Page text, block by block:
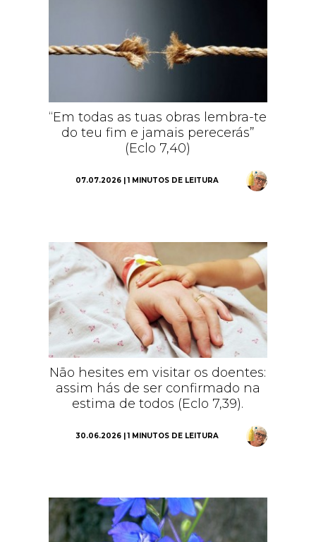
“Em todas as tuas obras lembra-te
do teu fim e jamais perecerás”
(Eclo 7,40)
07.07.2026 | 1 MINUTOS DE LEITURA
Não hesites em visitar os doentes:
assim hás de ser confirmado na
estima de todos (Eclo 7,39).
30.06.2026 | 1 MINUTOS DE LEITURA